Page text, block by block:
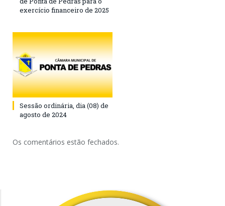
exercício financeiro de 2025
Sessão ordinária, dia (08) de
agosto de 2024
Os comentários estão fechados.